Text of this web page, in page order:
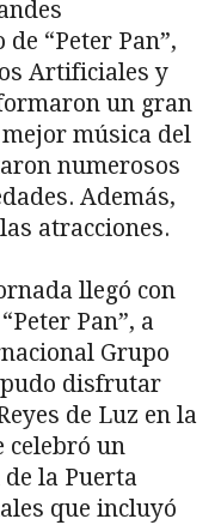
“Peter Pan”,
Artificiales y
un gran
música del
numerosos
Además,
atracciones.
llegó con
Pan”, a
Grupo
pudo disfrutar
de Luz en la
celebró un
de la Puerta
que incluyó